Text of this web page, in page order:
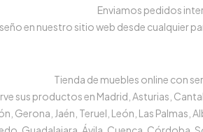
Enviamos pedidos
en nuestro sitio web desde cualquier
Tienda de muebles online con
sus productos en Madrid, Asturias,
Gerona, Jaén, Teruel, León, Las